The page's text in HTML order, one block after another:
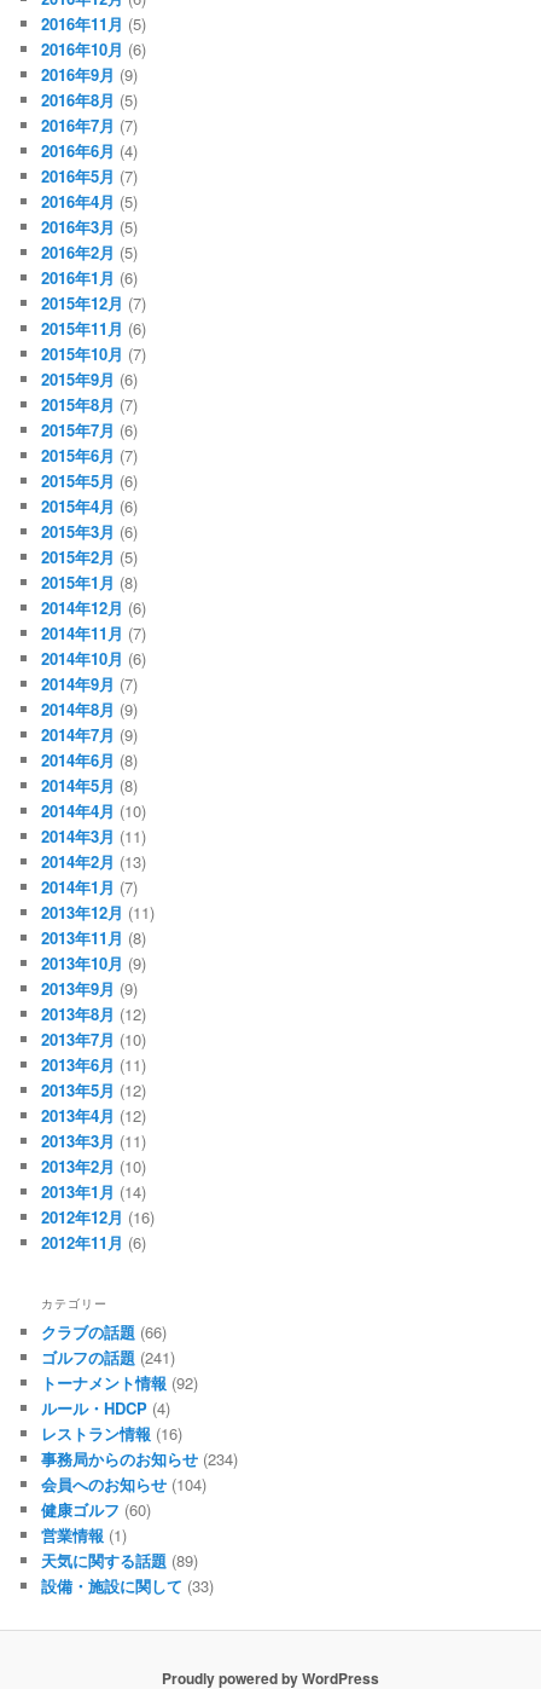
2016年11月 (5)
2016年10月 (6)
2016年9月 (9)
2016年8月 (5)
2016年7月 (7)
2016年6月 (4)
2016年5月 (7)
2016年4月 (5)
2016年3月 (5)
2016年2月 (5)
2016年1月 (6)
2015年12月 (7)
2015年11月 (6)
2015年10月 (7)
2015年9月 (6)
2015年8月 (7)
2015年7月 (6)
2015年6月 (7)
2015年5月 (6)
2015年4月 (6)
2015年3月 (6)
2015年2月 (5)
2015年1月 (8)
2014年12月 (6)
2014年11月 (7)
2014年10月 (6)
2014年9月 (7)
2014年8月 (9)
2014年7月 (9)
2014年6月 (8)
2014年5月 (8)
2014年4月 (10)
2014年3月 (11)
2014年2月 (13)
2014年1月 (7)
2013年12月 (11)
2013年11月 (8)
2013年10月 (9)
2013年9月 (9)
2013年8月 (12)
2013年7月 (10)
2013年6月 (11)
2013年5月 (12)
2013年4月 (12)
2013年3月 (11)
2013年2月 (10)
2013年1月 (14)
2012年12月 (16)
2012年11月 (6)
カテゴリー
クラブの話題 (66)
ゴルフの話題 (241)
トーナメント情報 (92)
ルール・HDCP (4)
レストラン情報 (16)
事務局からのお知らせ (234)
会員へのお知らせ (104)
健康ゴルフ (60)
営業情報 (1)
天気に関する話題 (89)
設備・施設に関して (33)
Proudly powered by WordPress